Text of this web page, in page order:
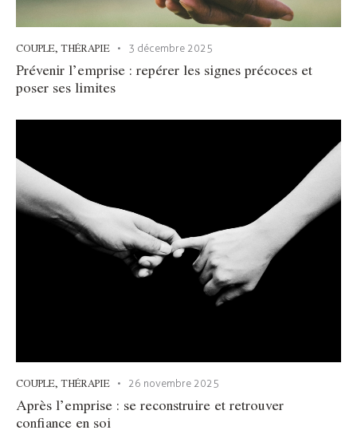
COUPLE, THÉRAPIE 3 décembre 2025
Prévenir l’emprise : repérer les signes précoces et
poser ses limites
COUPLE, THÉRAPIE 26 novembre 2025
Après l’emprise : se reconstruire et retrouver
confiance en soi